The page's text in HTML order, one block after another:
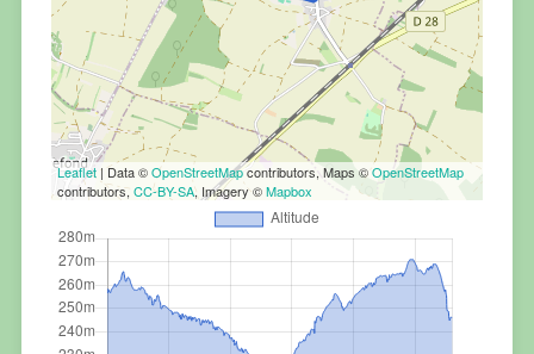
Leaflet| Data ©OpenStreetMapcontributors, Maps ©OpenStreetMap
contributors, CC-BY-SA, Imagery ©Mapbox